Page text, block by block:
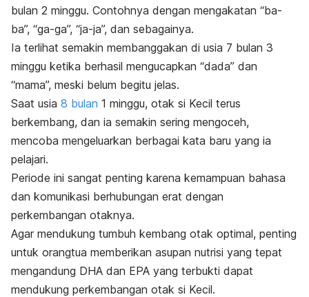
bulan 2 minggu. Contohnya dengan mengakatan “ba-
ba”, “ga-ga”, “ja-ja”, dan sebagainya.
Ia terlihat semakin membanggakan di usia 7 bulan 3
minggu ketika berhasil mengucapkan “dada” dan
“mama”, meski belum begitu jelas.
Saat usia 8 bulan 1 minggu, otak si Kecil terus
berkembang, dan ia semakin sering mengoceh,
mencoba mengeluarkan berbagai kata baru yang ia
pelajari.
Periode ini sangat penting karena kemampuan bahasa
dan komunikasi berhubungan erat dengan
perkembangan otaknya.
Agar mendukung tumbuh kembang otak optimal, penting
untuk orangtua memberikan asupan nutrisi yang tepat
mengandung DHA dan EPA yang terbukti dapat
mendukung perkembangan otak si Kecil.